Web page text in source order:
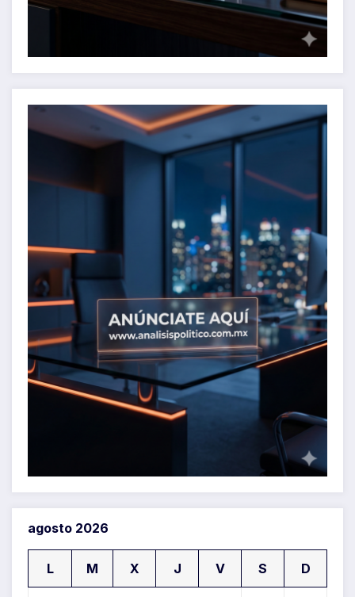
agosto 2026
L M X J V S D